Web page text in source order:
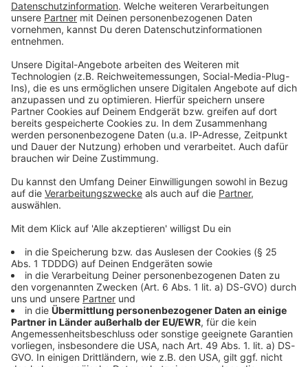
Studio Hotline
Kontaktformular
Sprachnachricht
© dpa-infocom, dpa:260602-930-160363/1
DAS KÖNNTE DICH AUCH INTERESSIEREN
Bayern